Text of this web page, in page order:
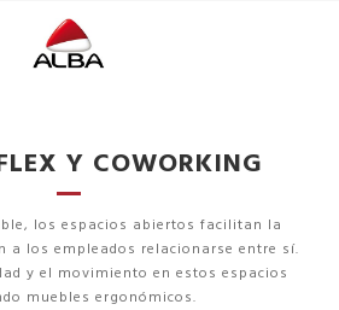
Y COWORKING
los espacios abiertos facilitan la
a los empleados relacionarse entre sí.
y el movimiento en estos espacios
muebles ergonómicos.